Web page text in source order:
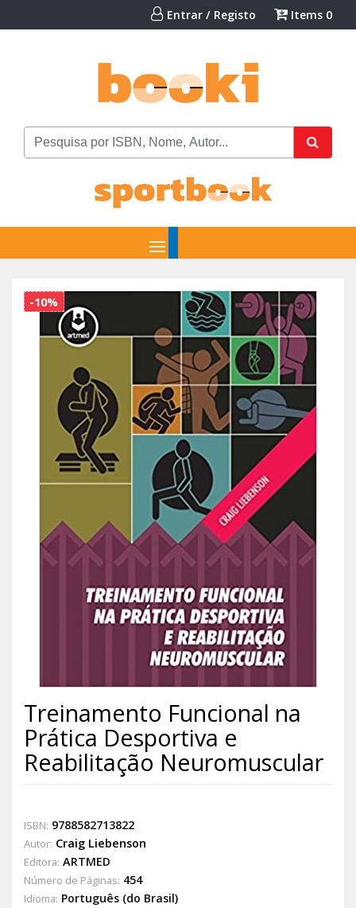
Entrar / Registo Items 0
-10%
Treinamento Funcional na
Prática Desportiva e
Reabilitação Neuromuscular
ISBN: 9788582713822
Autor: Craig Liebenson
Editora: ARTMED
Número de Páginas: 454
Idioma: Português (do Brasil)